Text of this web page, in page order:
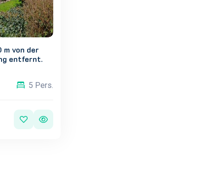
m von der
entfernt.
5 Pers.